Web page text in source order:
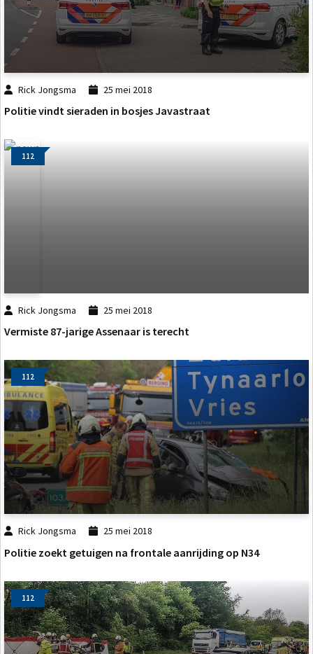
Rick Jongsma 25 mei 2018
Politie vindt sieraden in bosjes Javastraat
112
Rick Jongsma 25 mei 2018
Vermiste 87-jarige Assenaar is terecht
112
Rick Jongsma 25 mei 2018
Politie zoekt getuigen na frontale aanrijding op N34
112